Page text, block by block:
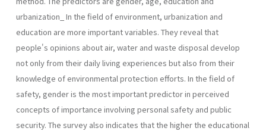
urbanization_ In the field of environment, urbanization and
education are more important variables. They reveal that
people's opinions about air, water and waste disposal develop
not only from their daily living experiences but also from their
knowledge of environmental protection efforts. In the field of
safety, gender is the most important predictor in perceived
concepts of importance involving personal safety and public
security. The survey also indicates that the higher the educational